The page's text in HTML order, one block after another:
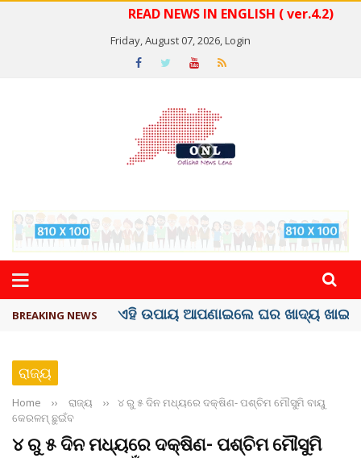
READ NEWS IN ENGLISH ( ver.4.2)
Friday, August 07, 2026,Login
BREAKING NEWS ସବୁଠୁ ମହଙ୍ଗା ସେଲିବ୍ରିଟି ଶାହରୁଖ ଖାନ୍
ରାଜ୍ୟ
Home ›› ରାଜ୍ୟ ››
୪ ରୁ ୫ ଦିନ ମଧ୍ୟରେ ଦକ୍ଷିଣ- ପଶ୍ଚିମ ମୌସୁମି ବାୟୁ
କେରଳମ୍‌ ଛୁଇଁବ
୪ ରୁ ୫ ଦିନ ମଧ୍ୟରେ ଦକ୍ଷିଣ- ପଶ୍ଚିମ ମୌସୁମି